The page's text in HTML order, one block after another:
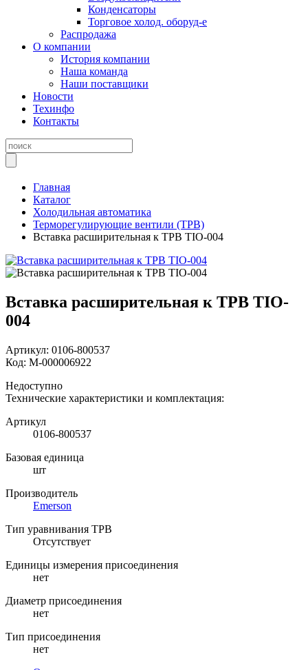
Конденсаторы
Торговое холод. оборуд-е
Распродажа
О компании
История компании
Наша команда
Наши поставщики
Новости
Техинфо
Контакты
Главная
Каталог
Холодильная автоматика
Терморегулирующие вентили (ТРВ)
Вставка расширительная к ТРВ TIO-004
Вставка расширительная к ТРВ TIO-
004
Артикул: 0106-800537
Код: М-000006922
Недоступно
Технические характеристики и комплектация:
Артикул
0106-800537
Базовая единица
шт
Производитель
Emerson
Тип уравнивания ТРВ
Отсутствует
Единицы измерения присоединения
нет
Диаметр присоединения
нет
Тип присоединения
нет